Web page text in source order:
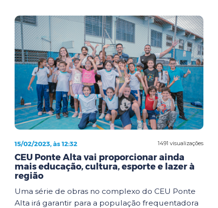
1491 visualizações
15/02/2023, às 12:32
CEU Ponte Alta vai proporcionar ainda
mais educação, cultura, esporte e lazer à
região
Uma série de obras no complexo do CEU Ponte
Alta irá garantir para a população frequentadora